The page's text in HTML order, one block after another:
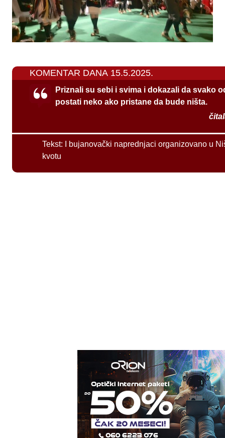
KOMENTAR DANA 15.5.2025.
Priznali su sebi i svima i dokazali da svako
postati neko ako pristane da bude ništa.
Tekst:
I bujanovački naprednjaci organizovano u
kvotu